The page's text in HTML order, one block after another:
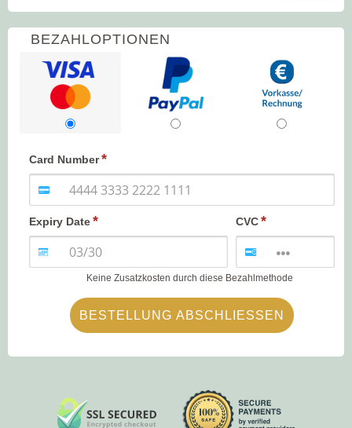
BEZAHLOPTIONEN
Card Number
Expiry Date CVC
Keine Zusatzkosten durch diese Bezahlmethode
BESTELLUNG ABSCHLIESSEN